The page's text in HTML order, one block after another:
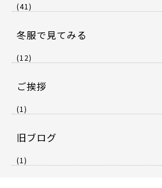
(41)
冬服で見てみる
(12)
ご挨拶
(1)
旧ブログ
(1)